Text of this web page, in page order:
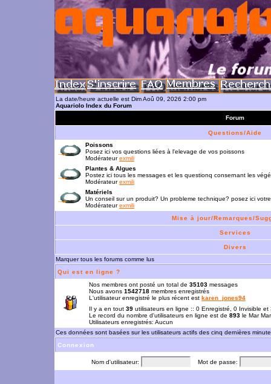
La date/heure actuelle est Dim Aoû 09, 2026 2:00 pm
Aquariolo Index du Forum
Forum
Questions/Aide
Poissons
Posez ici vos questions liées à l'elevage de vos poissons
Modérateurexmili
Plantes & Algues
Postez ici tous les messages et les questionq consernant les
Modérateurexmili
Matériels
Un conseil sur un produit? Un probleme technique? posez ici
Modérateurexmili
Mise à jour/Remarques/
Services
Divers
Marquer tous les forums comme lus
Qui est en ligne ?
Nos membres ont posté un total de 35103 messages
Nous avons 1542718 membres enregistrés
L'utilisateur enregistré le plus récent est karen_jones94
Il y a en tout 39 utilisateurs en ligne :: 0 Enregistré, 0 Invisible
Le record du nombre d'utilisateurs en ligne est de 893 le Mar
Utilisateurs enregistrés: Aucun
Ces données sont basées sur les utilisateurs actifs des cinq dernières
Connexion
Nom d'utilisateur: Mot de passe: